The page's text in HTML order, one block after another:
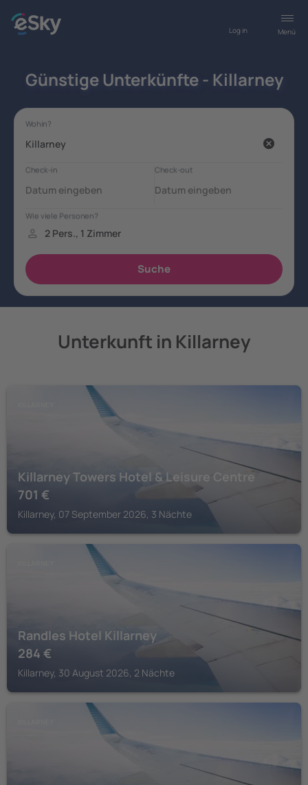
Menü
Log in
Günstige Unterkünfte - Killarney
Unterkunft in Killarney
Killarney Towers Hotel & Leisure Centre
701 €
Killarney, 07 September 2026, 3 Nächte
Randles Hotel Killarney
284 €
Killarney, 30 August 2026, 2 Nächte